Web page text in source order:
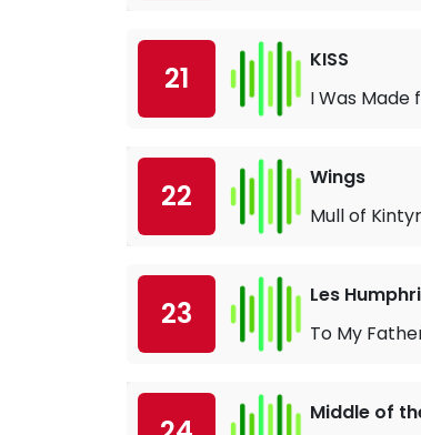
21
KISS
I Was Made
22
Wings
Mull of
23
Les
To My
Middle of